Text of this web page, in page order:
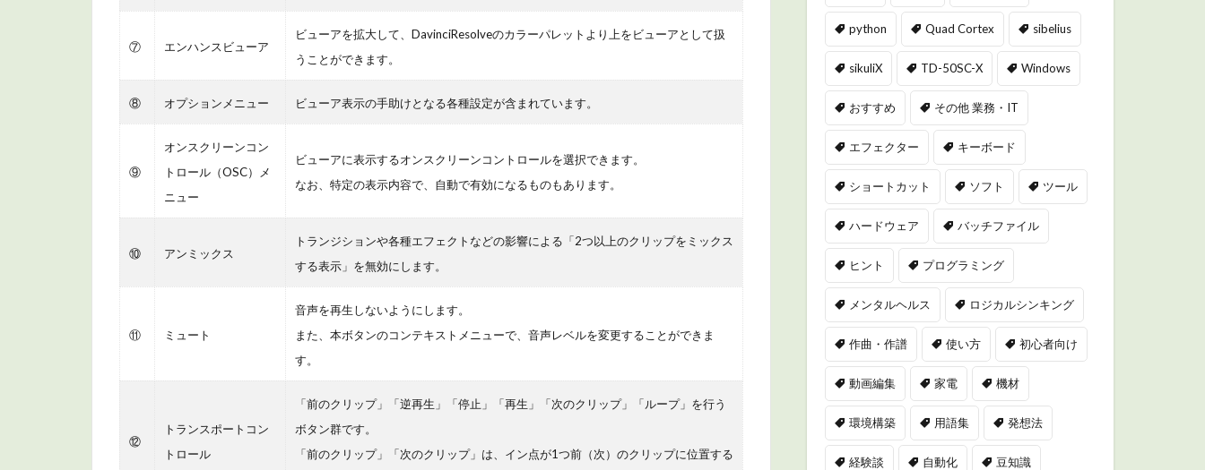
ついて
情
報
⑦ エンハンスビューア
ビューアを拡大して、DavinciResolveのカラーパレットより上をビューアとして扱
うことができます。
⑧ オプションメニュー ビューア表示の手助けとなる各種設定が含まれています。
⑨
オンスクリーンコン
トロール（OSC）メ
ニュー
ビューアに表示するオンスクリーンコントロールを選択できます。
なお、特定の表示内容で、自動で有効になるものもあります。
⑩ アンミックス
トランジションや各種エフェクトなどの影響による「2つ以上のクリップをミックス
する表示」を無効にします。
⑪ ミュート
音声を再生しないようにします。
また、本ボタンのコンテキストメニューで、音声レベルを変更することができま
す。
⑫
トランスポートコン
トロール
「前のクリップ」「逆再生」「停止」「再生」「次のクリップ」「ループ」を行う
ボタン群です。
「前のクリップ」「次のクリップ」は、イン点が1つ前（次）のクリップに位置する
python Quad Cortex sibelius
sikuliX TD-50SC-X Windows
おすすめ その他 業務・IT
エフェクター キーボード
ショートカット ソフト ツール
ハードウェア バッチファイル
ヒント プログラミング
メンタルヘルス ロジカルシンキング
作曲・作譜 使い方 初心者向け
動画編集 家電 機材
環境構築 用語集 発想法
経験談 自動化 豆知識